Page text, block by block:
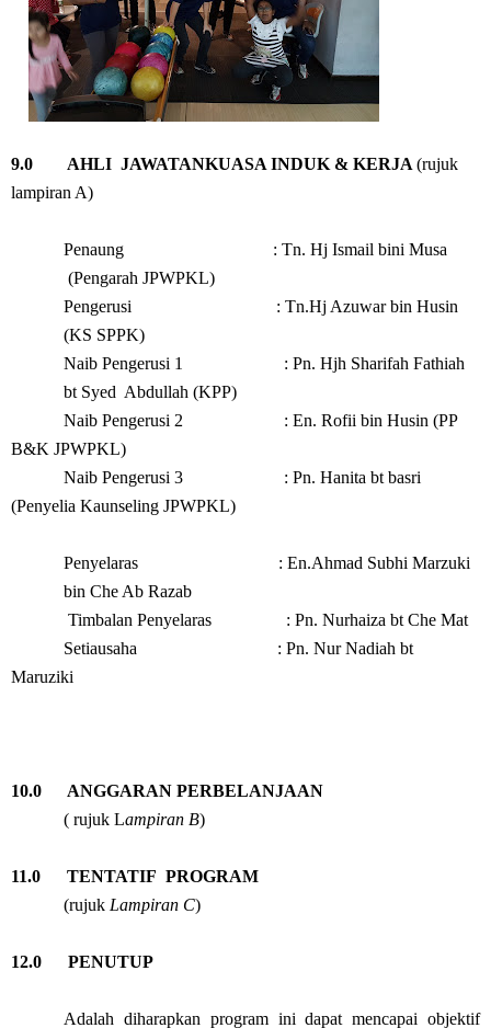
9.0 AHLI JAWATANKUASA INDUK & KERJA (rujuk
lampiran A)
Penaung : Tn. Hj Ismail bini Musa
(Pengarah JPWPKL)
Pengerusi : Tn.Hj Azuwar bin Husin
(KS SPPK)
Naib Pengerusi 1 : Pn. Hjh Sharifah Fathiah
bt Syed Abdullah (KPP)
Naib Pengerusi 2 : En. Rofii bin Husin (PP
B&K JPWPKL)
Naib Pengerusi 3 : Pn. Hanita bt basri
(Penyelia Kaunseling JPWPKL)
Penyelaras : En.Ahmad Subhi Marzuki
bin Che Ab Razab
Timbalan Penyelaras : Pn. Nurhaiza bt Che Mat
Setiausaha : Pn. Nur Nadiah bt
Maruziki
10.0 ANGGARAN PERBELANJAAN
( rujuk Lampiran B)
11.0 TENTATIF PROGRAM
(rujuk Lampiran C)
12.0 PENUTUP
Adalah diharapkan program ini dapat mencapai objektif